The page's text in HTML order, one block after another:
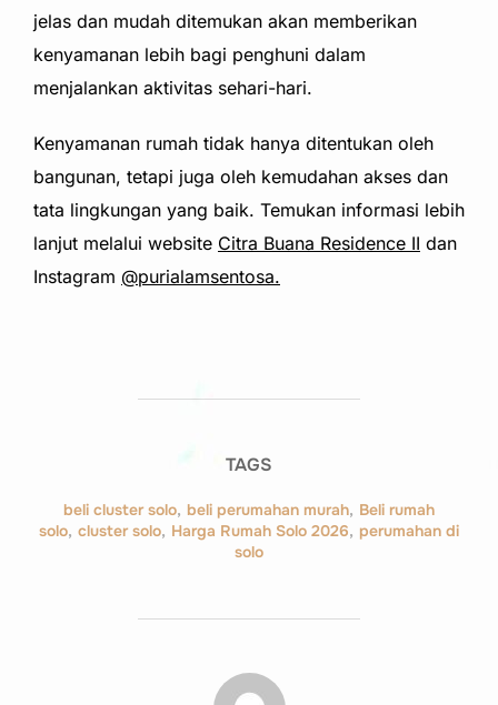
jelas dan mudah ditemukan akan memberikan
kenyamanan lebih bagi penghuni dalam
menjalankan aktivitas sehari-hari.
Kenyamanan rumah tidak hanya ditentukan oleh
bangunan, tetapi juga oleh kemudahan akses dan
tata lingkungan yang baik. Temukan informasi lebih
lanjut melalui website Citra Buana Residence II dan
Instagram @purialamsentosa.
TAGS
beli cluster solo, beli perumahan murah, Beli rumah
solo, cluster solo, Harga Rumah Solo 2026, perumahan di
solo
POST AUTHOR